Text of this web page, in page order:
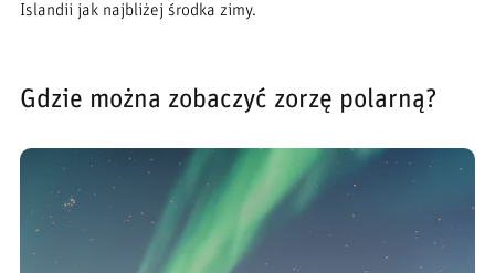
Islandii jak najbliżej środka zimy.
Gdzie można zobaczyć zorzę polarną?